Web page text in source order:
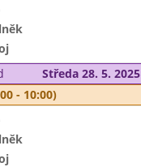
Středa 28. 5. 2025
- 10:00)